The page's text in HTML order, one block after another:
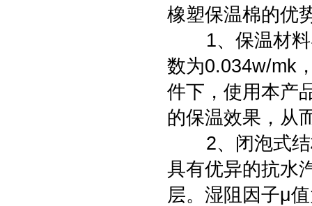
橡塑保温棉的优
1、保温材料
数为0.034w/mk
件下，使用本产
的保温效果，从
2、闭泡式结
具有优异的抗水
层。湿阻因子μ